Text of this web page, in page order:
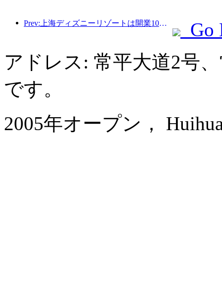
Prev:上海ディズニーリゾートは開業10周年を迎え、これまでに1億人以上の来場者数を記録した。
Go
アドレス: 常平大道2号
です。
2005年オープン，